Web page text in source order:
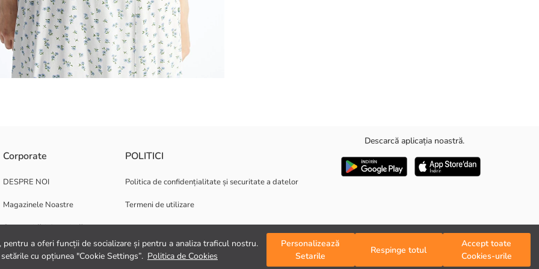
a oferi funcții de socializare și pentru a analiza traficul nostru.
cu opțiunea "Cookie Settings”. Politica de Cookies
Personalizează
Setarile
Respinge totul
Accept toate
Cookies-urile
moale și fluidă. Croiala Extra Slim asigură o potrivire plăcută pe corp, ajutându-vă să obțineți un look modern.
Corporate
DESPRE NOI
Magazinele Noastre
Oportunități de carieră
Suport corporativ
POLITICI
Politica de confidențialitate și securitate a datelor
Termeni de utilizare
Descarcă aplicația noastră.